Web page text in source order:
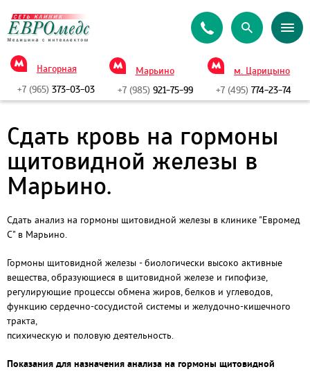
Нагорная
+7 (965) 373-03-03
Марьино
+7 (985)921-75-99
м. Царицыно
+7 (495) 774-23-74
Сдать кровь на гормоны
щитовидной железы в
Марьино.
Сдать анализ на гормоны щитовидной железы в клинике "Евромед
С" в Марьино.
Гормоны щитовидной железы - биологически высоко активные
вещества, образующиеся в щитовидной железе и гипофизе,
регулирующие процессы обмена жиров, белков и углеводов,
функцию сердечно-сосудистой системы и желудочно-кишечного
тракта,
психическую и половую деятельность.
Показания для назначения анализа на гормоны щитовидной